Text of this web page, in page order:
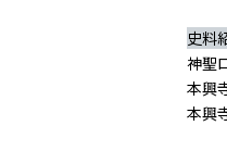
史料
神聖
本興
本興